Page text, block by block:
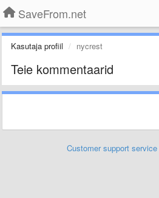
SaveFrom.net
Kasutaja profiil nycrest
Teie kommentaarid
Customer support service